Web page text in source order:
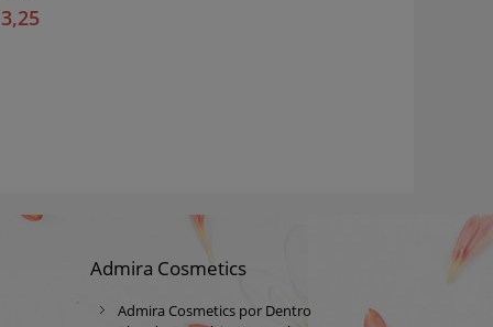
Admira Cosmetics
Admira Cosmetics por Dentro